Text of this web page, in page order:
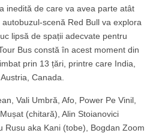
inedită de care va avea parte atât
scenă Red Bull va explora
lipsă de spații adecvate pentru
Bus constă în acest moment din
prin 13 țări, printre care India,
Canada.
Vali Umbră, Afo, Power Pe Vinil,
(chitară), Alin Stoianovici
Rusu aka Kani (tobe), Bogdan Zoom